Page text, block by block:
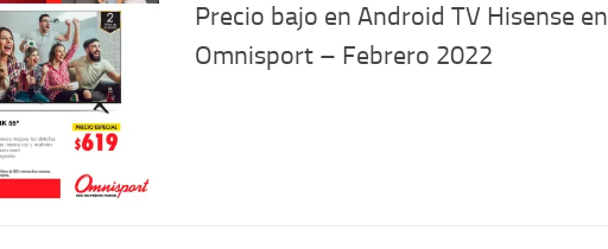
Precio bajo en Android TV Hisense en
Omnisport – Febrero 2022